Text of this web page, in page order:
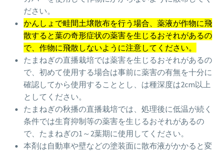
ださい。
かんしょで畦間土壌散布を行う場合、薬液が作物に飛
散すると葉の奇形症状の薬害を生じるおそれがあるの
で、作物に飛散しないように注意してください。
たまねぎの直播栽培では薬害を生じるおそれがあるの
で、初めて使用する場合は事前に薬害の有無を十分に
確認してから使用することとし、は種深度は2cm以上
としてください。
たまねぎの秋播の直播栽培では、処理後に低温が続く
条件では生育抑制等の薬害を生じるおそれがあるの
で、たまねぎの1～2葉期に使用してください。
本剤は自動車や壁などの塗装面に散布液がかかると変